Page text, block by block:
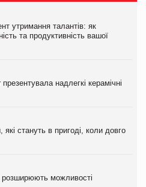
утримання талантів: як
та продуктивність вашої
надлегкі керамічні
стануть в пригоді, коли довго
можливості